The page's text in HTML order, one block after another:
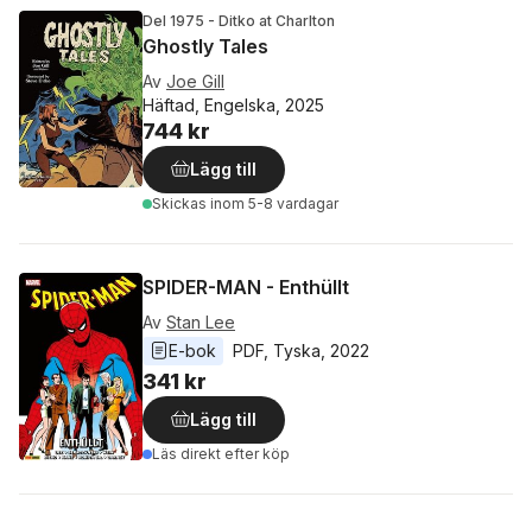
Del 1975 - Ditko at Charlton
Ghostly Tales
Av Joe Gill
Häftad, Engelska, 2025
744 kr
Lägg till
Skickas inom 5-8 vardagar
SPIDER-MAN - Enthüllt
Av Stan Lee
E-bok
PDF Tyska 2022
341 kr
Lägg till
Läs direkt efter köp